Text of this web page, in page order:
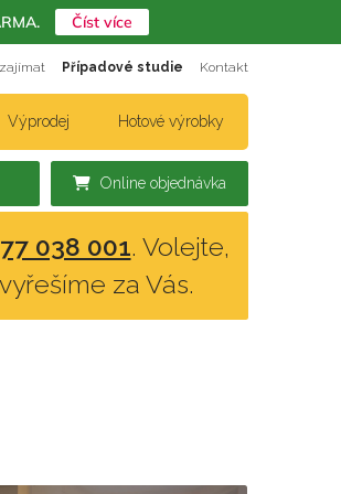
Případové studie Kontakt
Výprodej Hotové výrobky
Online objednávka
038 001. Volejte,
za Vás.
Číst více